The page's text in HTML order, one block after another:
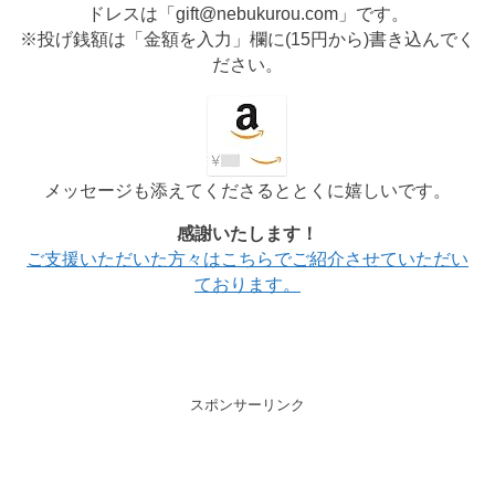
ドレスは「gift@nebukurou.com」です。
※投げ銭額は「金額を入力」欄に(15円から)書き込んでく
ださい。
メッセージも添えてくださるととくに嬉しいです。
感謝いたします！
ご支援いただいた方々はこちらでご紹介させていただい
ております。
スポンサーリンク